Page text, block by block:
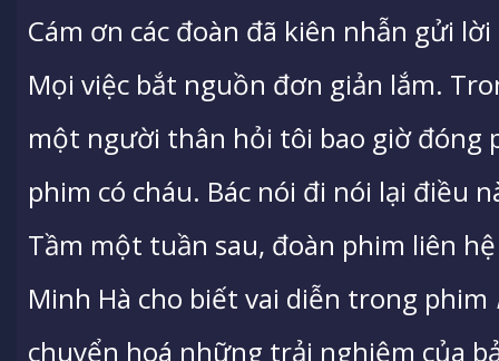
Cám ơn các đoàn đã kiên nhẫn gửi
Mọi việc bắt nguồn đơn giản lắm.
một người thân hỏi tôi bao giờ đóng
phim có cháu. Bác nói đi nói lại điều
Tầm một tuần sau, đoàn phim liên
Minh Hà cho biết vai diễn trong phim
chuyển hoá những trải nghiệm của